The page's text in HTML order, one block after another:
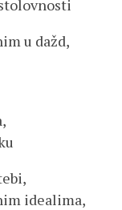
u dažd,
idealima,